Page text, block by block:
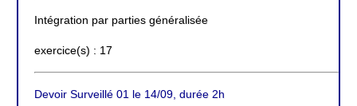
Intégration par parties généralisée
exercice(s) : 17
Devoir Surveillé 01 le 14/09, durée 2h